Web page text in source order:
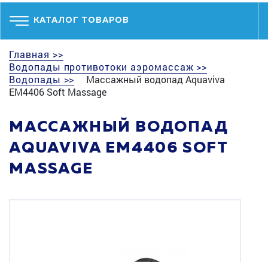
КАТАЛОГ ТОВАРОВ
Главная >>
Водопады противотоки аэромассаж >>
Водопады >>
Массажный водопад Aquaviva
EM4406 Soft Massage
МАССАЖНЫЙ ВОДОПАД
AQUAVIVA EM4406 SOFT
MASSAGE